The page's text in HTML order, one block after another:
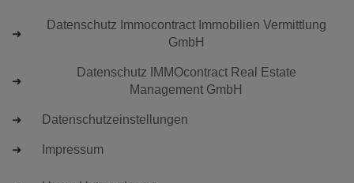
Datenschutz Immocontract Immobilien Vermittlung
GmbH
Datenschutz IMMOcontract Real Estate
Management GmbH
Datenschutzeinstellungen
Impressum